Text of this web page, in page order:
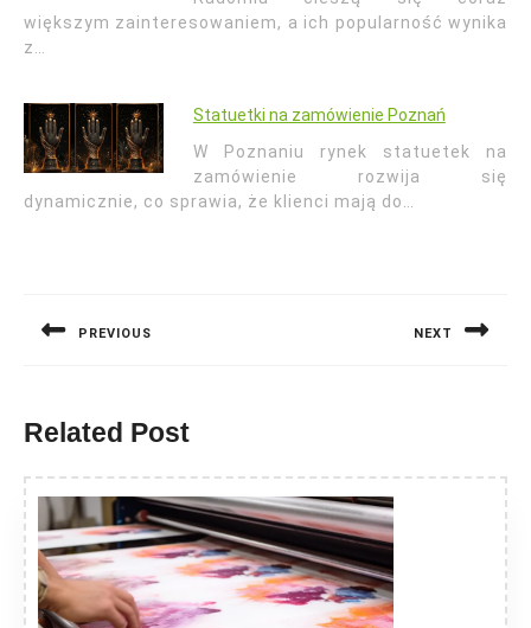
większym zainteresowaniem, a ich popularność wynika
z…
Statuetki na zamówienie Poznań
W Poznaniu rynek statuetek na
zamówienie rozwija się
dynamicznie, co sprawia, że klienci mają do…
PREVIOUS NEXT
Related Post